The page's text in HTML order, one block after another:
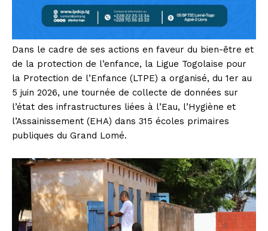
Dans le cadre de ses actions en faveur du bien-être et
de la protection de l’enfance, la Ligue Togolaise pour
la Protection de l’Enfance (LTPE) a organisé, du 1er au
5 juin 2026, une tournée de collecte de données sur
l’état des infrastructures liées à l’Eau, l’Hygiène et
l’Assainissement (EHA) dans 315 écoles primaires
publiques du Grand Lomé.